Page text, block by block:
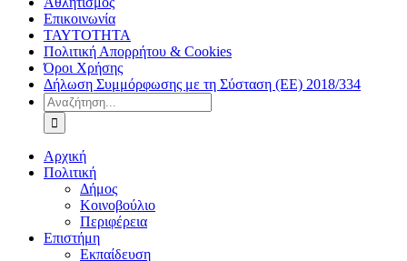
Επικοινωνία
ΤΑΥΤΟΤΗΤΑ
Πολιτική Απορρήτου & Cookies
Όροι Χρήσης
Δήλωση Συμμόρφωσης με τη Σύσταση (ΕΕ) 2018/334
Αναζήτηση
για:
Αρχική
Πολιτική
Δήμος
Κοινοβούλιο
Περιφέρεια
Επιστήμη
Εκπαίδευση